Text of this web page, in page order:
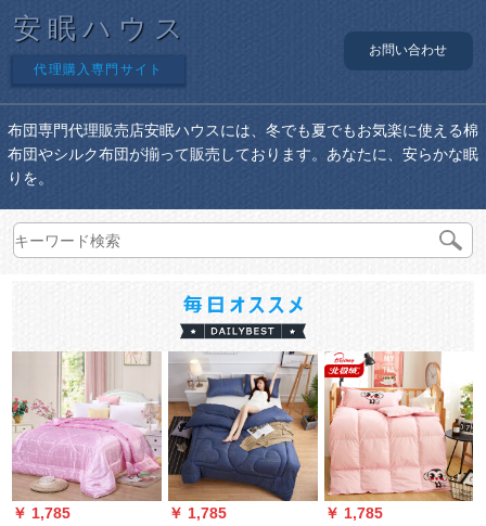
安眠ハウス
代理購入専門サイト
お問い合わせ
布団専門代理販売店安眠ハウスには、冬でも夏でもお気楽に使える棉
布団やシルク布団が揃って販売しております。あなたに、安らかな眠
りを。
￥ 1,785
￥ 1,785
￥ 1,785